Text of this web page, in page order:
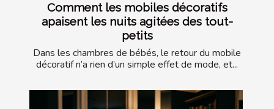
Comment les mobiles décoratifs
apaisent les nuits agitées des tout-
petits
Dans les chambres de bébés, le retour du mobile
décoratif n’a rien d’un simple effet de mode, et...